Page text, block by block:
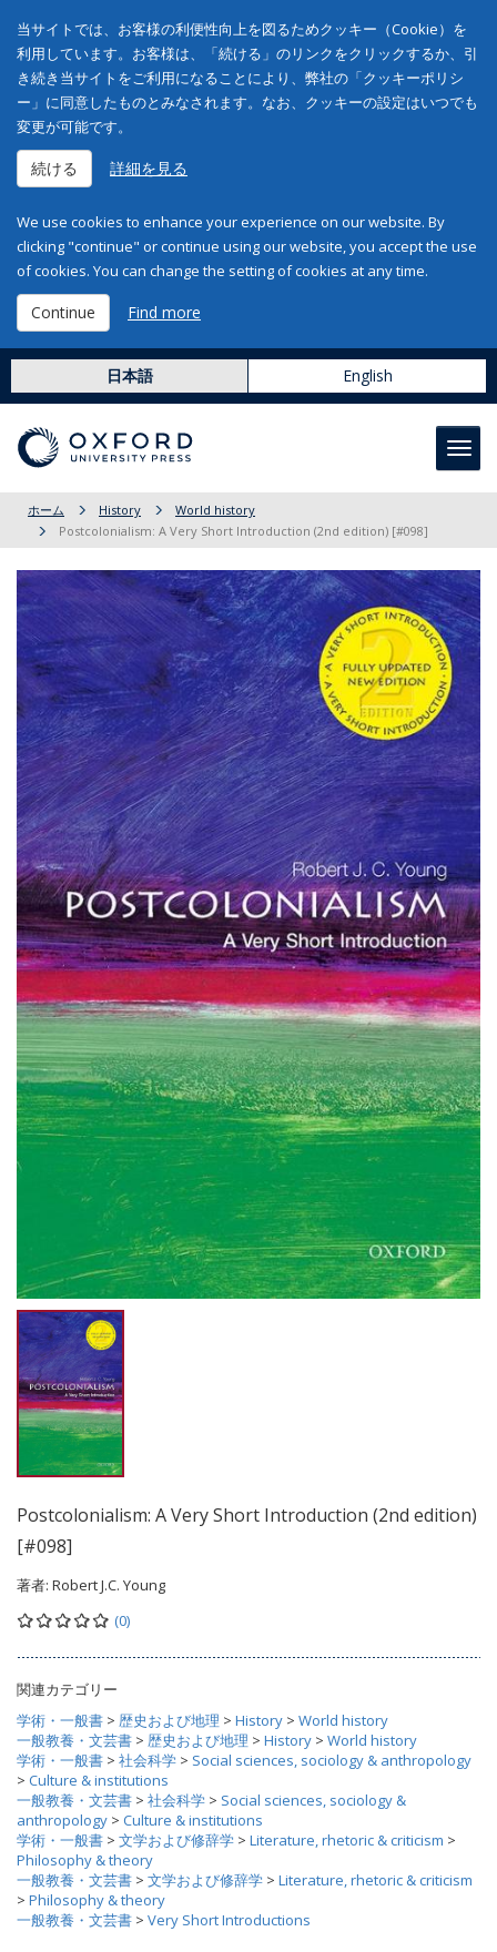
当サイトでは、お客様の利便性向上を図るためクッキー（Cookie）を
利用しています。お客様は、「続ける」のリンクをクリックするか、引
き続き当サイトをご利用になることにより、弊社の「クッキーポリシ
ー」に同意したものとみなされます。なお、クッキーの設定はいつでも
変更が可能です。
続ける 詳細を見る
We use cookies to enhance your experience on our website. By
clicking "continue" or continue using our website, you accept the use
of cookies. You can change the setting of cookies at any time.
Continue Find more
日本語 English
ホーム History
World history
Postcolonialism: A Very Short Introduction (2nd edition) [#098]
Postcolonialism: A Very Short Introduction (2nd edition)
[#098]
著者: Robert J.C. Young
(0)
関連カテゴリー
学術・一般書 > 歴史および地理 > History > World history
一般教養・文芸書 > 歴史および地理 > History > World history
学術・一般書 > 社会科学 > Social sciences, sociology & anthropology
> Culture & institutions
一般教養・文芸書 > 社会科学 > Social sciences, sociology &
anthropology > Culture & institutions
学術・一般書 > 文学および修辞学 > Literature, rhetoric & criticism >
Philosophy & theory
一般教養・文芸書 > 文学および修辞学 > Literature, rhetoric & criticism
> Philosophy & theory
一般教養・文芸書 > Very Short Introductions